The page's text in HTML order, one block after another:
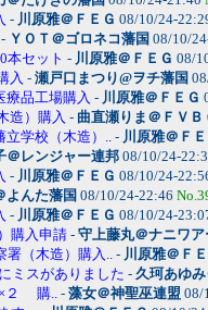
- 川原雅＠ＦＥＧ 08/10/24-
- ＹＯＴ＠ゴロネコ藩国 08/10/
本セット - 川原雅＠ＦＥＧ 08/
入 - 瀬戸口まつり@ヲチ藩国
療品工場購入 - 川原雅＠ＦＥＧ
造）購入 - 曲直瀬りま＠ＦＶＢ
立学校（木造）..- 川原雅＠ＦＥ
＠レンジャー連邦 08/10/24-
- 川原雅＠ＦＥＧ 08/10/24-
よんた藩国 08/10/24-22:46
- 川原雅＠ＦＥＧ 08/10/24-
購入申請 - 守上藤丸＠ナニワア
署（木造）購入.. - 川原雅＠Ｆ
ミスがありました - 久珂あゆ
×２ 購.. - 藻女＠神聖巫連盟 08/